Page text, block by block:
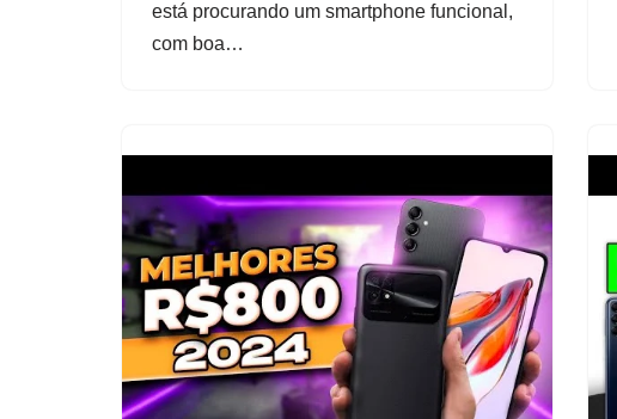
está procurando um smartphone funcional,
com boa…